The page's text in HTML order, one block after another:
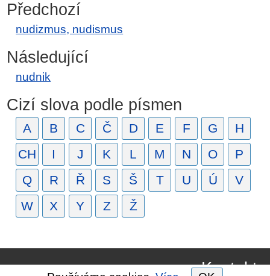
Předchozí
nudizmus, nudismus
Následující
nudnik
Cizí slova podle písmen
A B C Č D E F G
H
CH
I J K L M N O
P
Q
R Ř S Š T U Ú
V
W
X Y Z Ž
Kontakt